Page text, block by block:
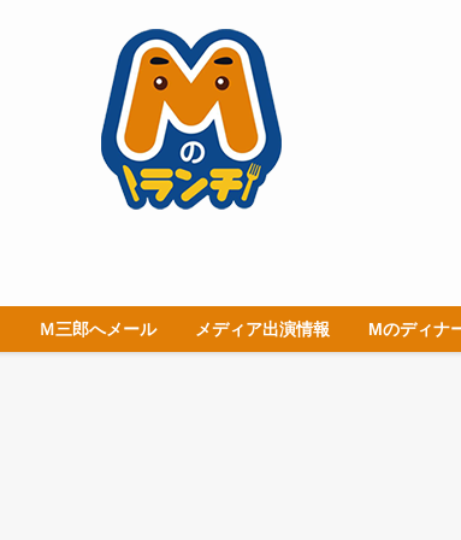
Ｍ三郎へメール メディア出演情報 Mのディナ